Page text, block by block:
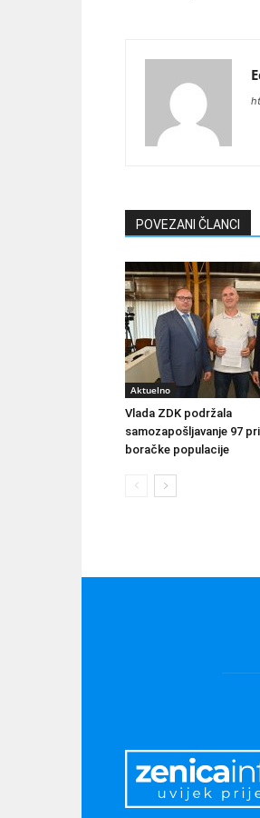
POVEZANI ČLANCI
Aktuelno
Vlada ZDK podržala
samozapošljavanje 97
boračke populacije